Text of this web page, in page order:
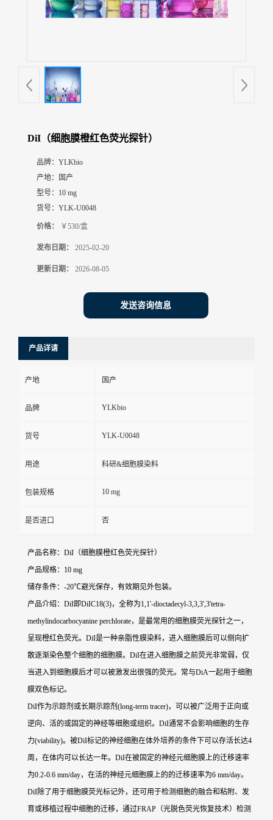
DiI（细胞膜橙红色荧光探针）
品牌： YLKbio
产地：
国产
型号： 10 mg
货号： YLK-U0048
价格： ￥530/盒
发布日期： 2025-02-20
更新日期： 2026-08-05
发送咨询信息
产品详请
产地 国产
品牌 YLKbio
货号 YLK-U0048
用途 科研&细胞膜染料
包装规格 10 mg
是否进口 否
产品名称：DiI（细胞膜橙红色荧光探针）
产品规格：10 mg
储存条件：-20℃避光保存，有效期见外包装。
产品介绍：DiI即DiIC18(3)，全称为1,1'-dioctadecyl-3,3,3',3'tetra-
methylindocarbocyanine perchlorate，是最常用的细胞膜荧光探针之一，
呈现橙红色荧光。DiI是一种亲脂性膜染料，进入细胞膜后可以侧向扩
散逐渐染色整个细胞的细胞膜。DiI在进入细胞膜之前荧光非常弱，仅
当进入到细胞膜后才可以被激发出很强的荧光。常与DiA一起用于细胞
膜双色标记。
DiI作为示踪剂或长期示踪剂(long-term tracer)，可以被广泛用于正向或
逆向、活的或固定的神经等细胞或组织。DiI通常不会影响细胞的生存
力(viability)。被DiI标记的神经细胞在体外培养的条件下可以存活长达4
周，在体内可以长达一年。DiI在被固定的神经元细胞膜上的迁移速率
为0.2-0.6 mm/day，在活的神经元细胞膜上的的迁移速率为6 mm/day。
DiI除了用于细胞膜荧光标记外，还可用于检测细胞的融合和粘附、发
育或移植过程中细胞的迁移，通过FRAP（光脱色荧光恢复技术）检测